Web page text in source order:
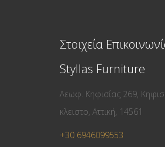
Στοιχεία
Styllas Furniture
Λεωφ. Κηφισίας 269,
κλειστο, Αττική, 14561
+30 6946099553